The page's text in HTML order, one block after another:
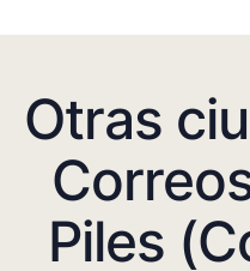
Otras
Piles